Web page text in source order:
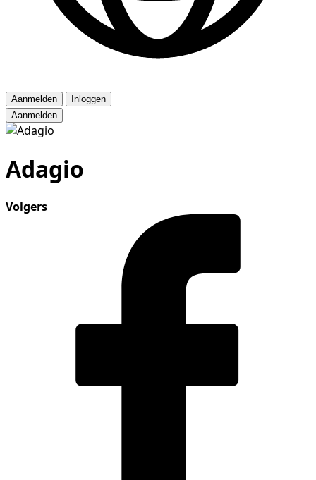
Aanmelden
Inloggen
Aanmelden
Adagio
Volgers